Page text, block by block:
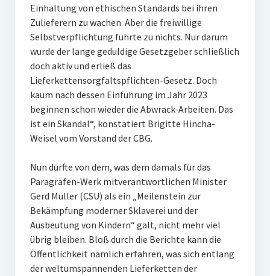
Einhaltung von ethischen Standards bei ihren
Zulieferern zu wachen. Aber die freiwillige
Selbstverpflichtung führte zu nichts. Nur darum
wurde der lange geduldige Gesetzgeber schließlich
doch aktiv und erließ das
Lieferkettensorgfaltspflichten-Gesetz. Doch
kaum nach dessen Einführung im Jahr 2023
beginnen schon wieder die Abwrack-Arbeiten. Das
ist ein Skandal“, konstatiert Brigitte Hincha-
Weisel vom Vorstand der CBG.
Nun dürfte von dem, was dem damals für das
Paragrafen-Werk mitverantwortlichen Minister
Gerd Müller (CSU) als ein „Meilenstein zur
Bekämpfung moderner Sklaverei und der
Ausbeutung von Kindern“ galt, nicht mehr viel
übrig bleiben. Bloß durch die Berichte kann die
Öffentlichkeit nämlich erfahren, was sich entlang
der weltumspannenden Lieferketten der